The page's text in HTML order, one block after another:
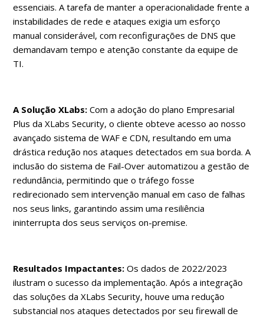
essenciais. A tarefa de manter a operacionalidade frente a
instabilidades de rede e ataques exigia um esforço
manual considerável, com reconfigurações de DNS que
demandavam tempo e atenção constante da equipe de
TI.
A Solução XLabs: Com a adoção do plano Empresarial
Plus da XLabs Security, o cliente obteve acesso ao nosso
avançado sistema de WAF e CDN, resultando em uma
drástica redução nos ataques detectados em sua borda. A
inclusão do sistema de Fail-Over automatizou a gestão de
redundância, permitindo que o tráfego fosse
redirecionado sem intervenção manual em caso de falhas
nos seus links, garantindo assim uma resiliência
ininterrupta dos seus serviços on-premise.
Resultados Impactantes: Os dados de 2022/2023
ilustram o sucesso da implementação. Após a integração
das soluções da XLabs Security, houve uma redução
substancial nos ataques detectados por seu firewall de